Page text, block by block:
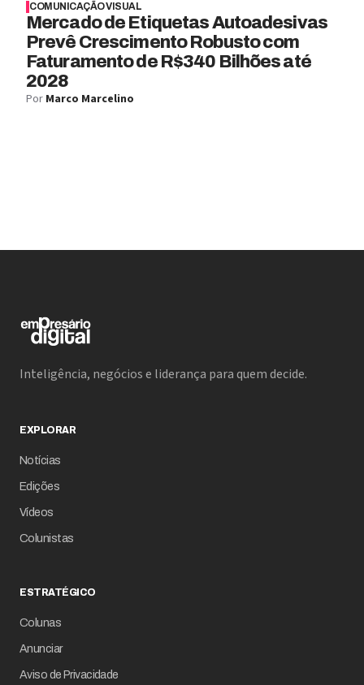
COMUNICAÇÃO VISUAL
Mercado de Etiquetas Autoadesivas
Prevê Crescimento Robusto com
Faturamento de R$340 Bilhões até
2028
Por Marco Marcelino
Inteligência, negócios e liderança para quem decide.
EXPLORAR
Notícias
Edições
Vídeos
Colunistas
ESTRATÉGICO
Colunas
Anunciar
Aviso de Privacidade